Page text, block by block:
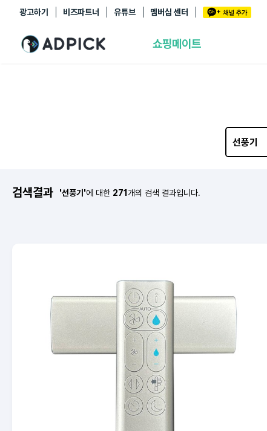
광고하기 비즈파트너 유튜브 멤버십 센터
쇼핑메이트
추천상품
쇼핑 에이전트
검색결과 '선풍기'에 대한 271 개의 검색 결과입니다.